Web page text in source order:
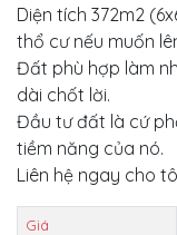
Diện tích 372m2
thổ cư nếu muốn
Đất phù hợp làm
dài chốt lời.
Đầu tư đất là cứ
tiềm năng của nó.
Liên hệ ngay cho
Giá